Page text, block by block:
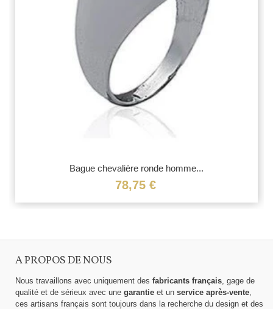
Bague chevalière ronde homme...
78,75 €
A PROPOS DE NOUS
Nous travaillons avec uniquement des fabricants français , gage de
qualité et de sérieux avec une garantie et un service après-vente
ces artisans français sont toujours dans la recherche du design et des